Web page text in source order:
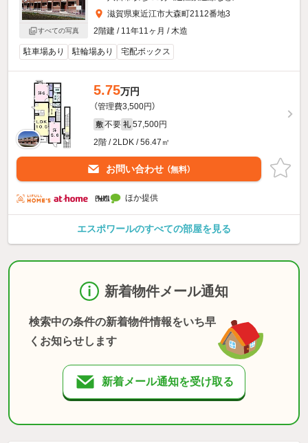
すべての写真
滋賀県東近江市大森町2112番地3
2階建 / 11年11ヶ月 / 木造
駐車場あり 駐輪場あり 宅配ボックス
5.75万円
（管理費3,500円）
敷 不要 礼 57,500円
2階 / 2LDK / 56.47㎡
お問い合わせ （無料）
ほか提供
エスポワールのすべての部屋を見る
新着物件メール通知
検索中の条件の新着物件情報をいち早
くお知らせします
新着メール通知を受け取る